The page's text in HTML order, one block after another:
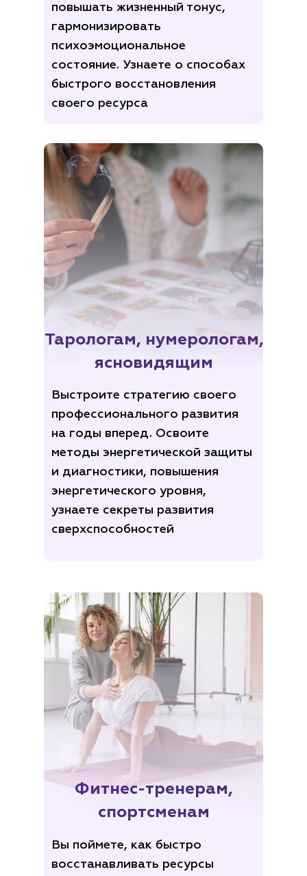
повышать жизненный тонус,
гармонизировать
психоэмоциональное
состояние. Узнаете о способах
быстрого восстановления
своего ресурса
Фитнес-тренерам,
спортсменам
Вы поймете, как быстро
восстанавливать ресурсы
Тарологам, нумерологам,
ясновидящим
Выстроите стратегию своего
профессионального развития
на годы вперед. Освоите
методы энергетической защиты
и диагностики, повышения
энергетического уровня,
узнаете секреты развития
сверхспособностей